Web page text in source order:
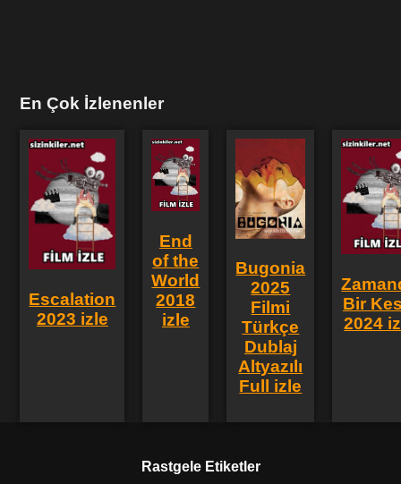
En Çok İzlenenler
Escalation
2023 izle
End
of the
World
2018
izle
Bugonia
2025
Filmi
Türkçe
Dublaj
Altyazılı
Full izle
Bir
2024
Rastgele Etiketler